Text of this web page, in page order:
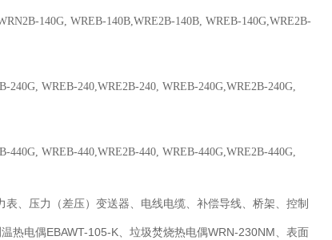
140G, WREB-140B,WRE2B-140B, WREB-140G,WRE2B-
WREB-240,WRE2B-240, WREB-240G,WRE2B-240G,
WREB-440,WRE2B-440, WREB-440G,WRE2B-440G,
、压力（差压）变送器、电线电缆、补偿导线、桥架、控制
热电偶EBAWT-105-K、垃圾焚烧热电偶WRN-230NM、表面